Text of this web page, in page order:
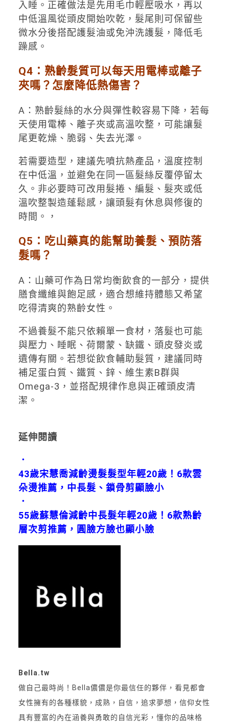
入睡。正確做法是先用毛巾輕壓吸水，再以
中低溫風從頭皮開始吹乾，髮尾則可保留些
微水分後搭配護髮油或免沖洗護髮，降低毛
躁感。
Q4：熟齡髮質可以每天用電棒或離子
夾嗎？怎麼降低熱傷害？
A：熟齡髮絲的水分與彈性較容易下降，若每
天使用電棒、離子夾或高溫吹整，可能讓髮
尾更乾燥、脆弱、失去光澤。
若需要造型，建議先噴抗熱產品，溫度控制
在中低溫，並避免在同一區髮絲反覆停留太
久。非必要時可改用髮捲、編髮、髮夾或低
溫吹整製造蓬鬆感，讓頭髮有休息與修復的
時間。，
Q5：吃山藥真的能幫助養髮、預防落
髮嗎？
A：山藥可作為日常均衡飲食的一部分，提供
膳食纖維與飽足感，適合想維持體態又希望
吃得清爽的熟齡女性。
不過養髮不能只依賴單一食材，落髮也可能
與壓力、睡眠、荷爾蒙、缺鐵、頭皮發炎或
遺傳有關。若想從飲食輔助髮質，建議同時
補足蛋白質、鐵質、鋅、維生素B群與
Omega-3，並搭配規律作息與正確頭皮清
潔。
延伸閱讀
．
43歲宋慧喬減齡燙髮髮型年輕20歲！6款雲
朵燙推薦，中長髮、鎖骨剪顯臉小
．
55歲蘇慧倫減齡中長髮年輕20歲！6款熟齡
層次剪推薦，圓臉方臉也顯小臉
Bella.tw
做自己最時尚！Bella儂儂是你最信任的夥伴，看見都會
女性擁有的各種樣貌，成熟，自信，追求夢想，信仰女性
具有豐富的內在涵養與勇敢的自信光彩，懂你的品味格